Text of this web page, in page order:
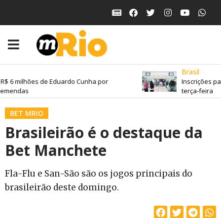
6 milhões de Eduardo Cunha por
Brasil
Inscrições
terça-feira
BET MRIO
Brasileirão é o destaque da
Bet Manchete
Fla-Flu e San-São são os jogos principais do
brasileirão deste domingo.